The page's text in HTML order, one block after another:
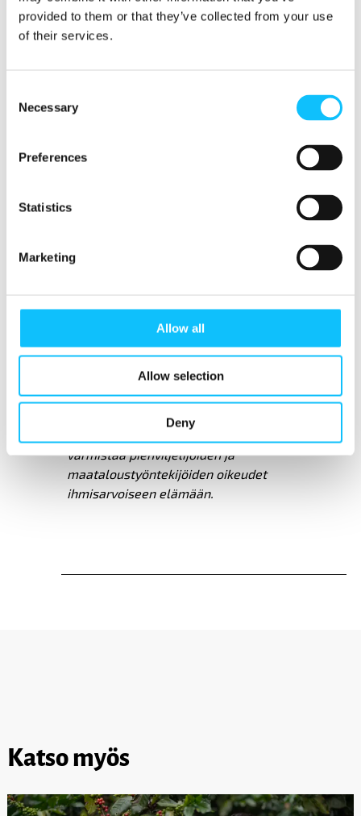
provided to them or that they’ve collected from your use
of their services.
Selection
Necessary
Preferences
Statistics
Marketing
Allow all
Allow selection
Deny
sähköpostitiedusteluihin. Haastattelut
pidetään viikoilla 2–4.
ja kerromme, miten hakuprosessi
valvoa Reilun kaupan merkin käyttöä
Suomessa. Yhdistys tekee myös
vaikuttamistyötä Suomessa sekä
ohjelmaperustaista kehitysyhteistyötä
Afrikassa ja Latinalaisessa Amerikassa.
Kehitysyhteistyöohjelmamme päämääränä on
varmistaa pienviljelijöiden ja
maataloustyöntekijöiden oikeudet
ihmisarvoiseen elämään.
Katso myös